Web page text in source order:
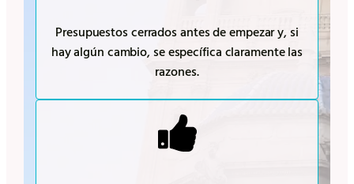
Presupuestos cerrados antes de empezar y, si
hay algún cambio, se específica claramente las
razones.